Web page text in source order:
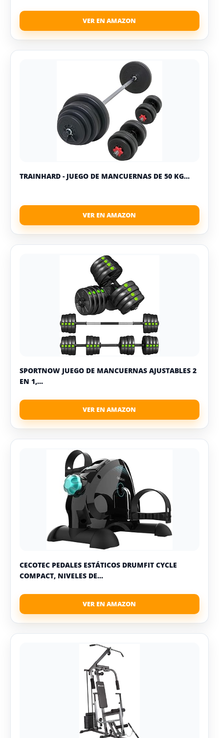
TRAINHARD - JUEGO DE MANCUERNAS DE 50 KG...
SPORTNOW JUEGO DE MANCUERNAS AJUSTABLES 2
EN 1,...
CECOTEC PEDALES ESTÁTICOS DRUMFIT CYCLE
COMPACT, NIVELES DE...